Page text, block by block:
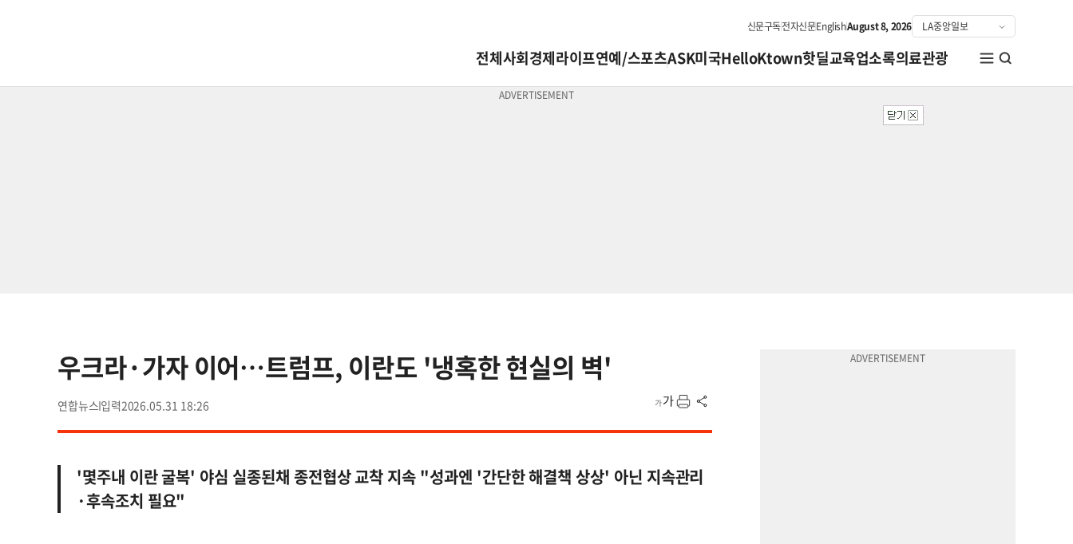
신문구독전자신문EnglishAugust 8, 2026
전체사회경제라이프연예/스포츠ASK미국HelloKtown핫딜교육업소록의료관광
우크라·가자 이어…트럼프, 이란도 '냉혹한 현실의 벽'
연합뉴스 2026.05.31 18:26
'몇주내 이란 굴복' 야심 실종된채 종전협상 교착 지속 "성과엔 '간단한 해결책 상상' 아닌 지속관리
·후속조치 필요"